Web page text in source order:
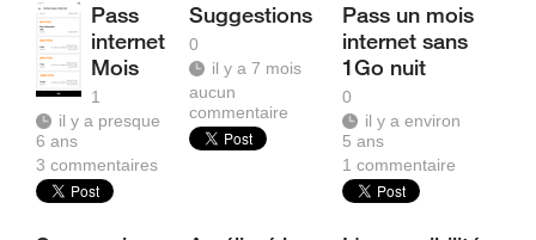
Pass
internet
Mois
1
il y a presque
6 ans
3 commentaires
Suggestions
0
il y a 7 mois
aucun
commentaire
Pass un mois
internet sans
1Go nuit
0
il y a environ
5 ans
1commentaire